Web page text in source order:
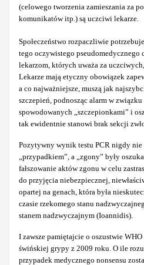
(celowego tworzenia zamieszania za
komunikatów itp.) są uczciwi lekarze.
Społeczeństwo rozpaczliwie
tego oczywistego pseudomedycznego
lekarzom, których uważa za
Lekarze mają etyczny obowiązek
a co najważniejsze, muszą jak
szczepień, podnosząc alarm w
spowodowanych „szczepionkami” i
tak ewidentnie stanowi brak sekcji
Pozytywny wynik testu PCR nigdy nie
„przypadkiem”, a „zgony” były
fałszowanie aktów zgonu w celu
do przyjęcia niebezpiecznej,
opartej na genach, która była
czasie rzekomego stanu
stanem nadzwyczajnym (Ioannidis).
I zawsze pamiętajcie o oszustwie
świńskiej grypy z 2009 roku. O ile
przypadek medycznego nonsensu